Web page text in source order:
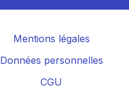
Mentions légales
Données personnelles
CGU